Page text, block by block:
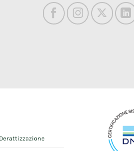
Derattizzazione